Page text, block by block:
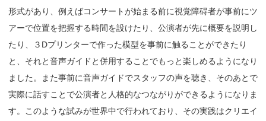
形式があり、例えばコンサートが始まる前に視覚障碍者が事前にツ
アーで位置を把握する時間を設けたり、公演者が先に概要を説明し
たり、３Dプリンターで作った模型を事前に触ることができたり
と、それと音声ガイドと併用することでもっと楽しめるようになり
ました。また事前に音声ガイドでスタッフの声を聴き、そのあとで
実際に話すことで公演者と人格的なつながりができるようになりま
す。このような試みが世界中で行われており、その実践はクリエイ